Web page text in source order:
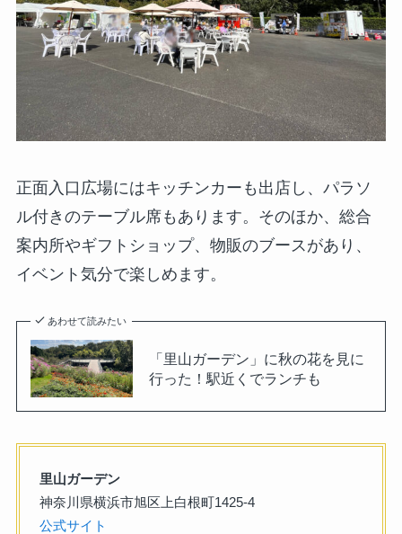
正面入口広場にはキッチンカーも出店し、パラソ
ル付きのテーブル席もあります。そのほか、総合
案内所やギフトショップ、物販のブースがあり、
イベント気分で楽しめます。
あわせて読みたい
「里山ガーデン」に秋の花を見に
行った！駅近くでランチも
里山ガーデン
神奈川県横浜市旭区上白根町1425-4
公式サイト